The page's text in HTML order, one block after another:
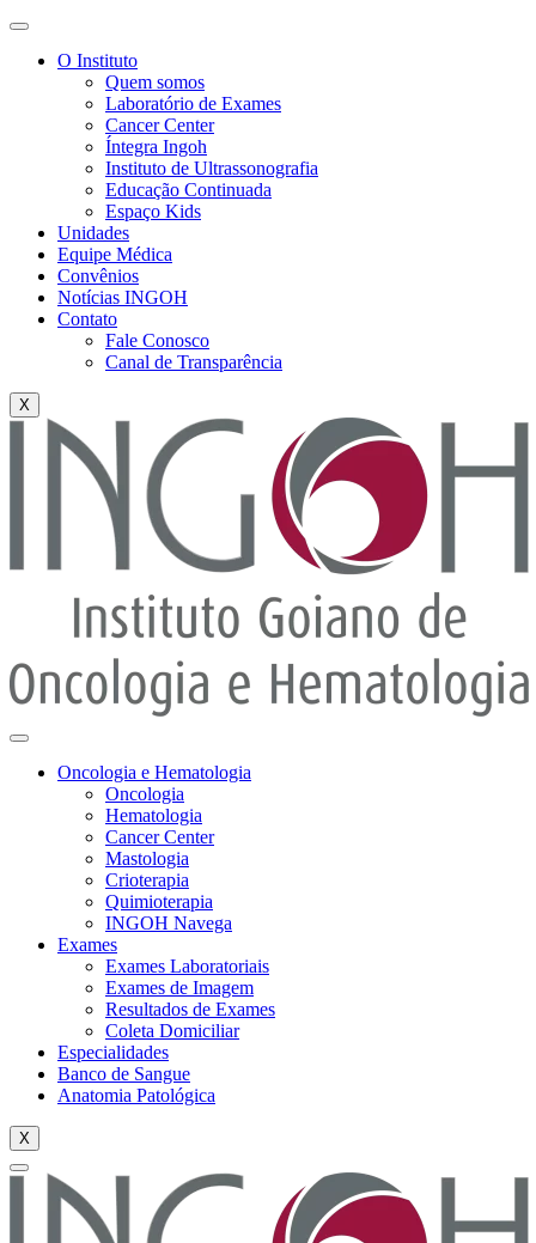
O Instituto
Quem somos
Laboratório de Exames
Cancer Center
Íntegra Ingoh
Instituto de Ultrassonografia
Educação Continuada
Espaço Kids
Unidades
Equipe Médica
Convênios
Notícias INGOH
Contato
Fale Conosco
Canal de Transparência
X
Oncologia e Hematologia
Oncologia
Hematologia
Cancer Center
Mastologia
Crioterapia
Quimioterapia
INGOH Navega
Exames
Exames Laboratoriais
Exames de Imagem
Resultados de Exames
Coleta Domiciliar
Especialidades
Banco de Sangue
Anatomia Patológica
X